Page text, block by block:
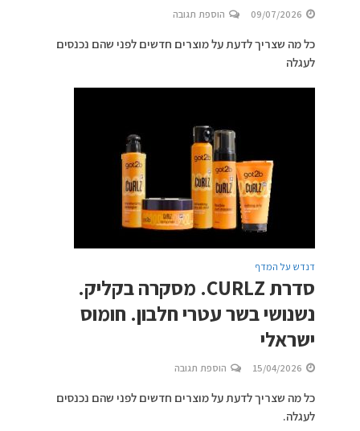
09/07/2026 הוספת תגובה
כל מה שצריך לדעת על מוצרים חדשים לפני שהם נכנסים
לעגלה
דנדש על המדף
סדרת CURLZ. מסקרה בקליק.
נשנושי בשר עטרי חלבון. חומוס
ישראלי
15/04/2026 הוספת תגובה
כל מה שצריך לדעת על מוצרים חדשים לפני שהם נכנסים
לעגלה.